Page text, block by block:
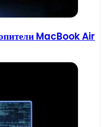
MacBook Air